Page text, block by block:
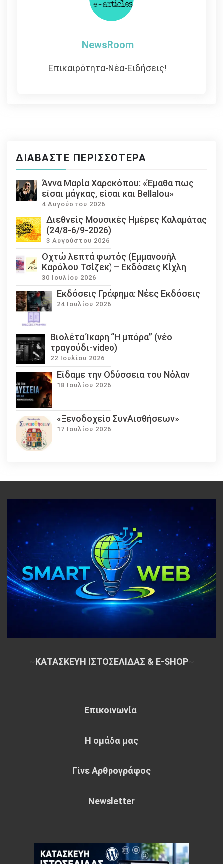
NewsRoom
Επικαιρότητα-Νέα-Ειδήσεις!
ΔΙΑΒΆΣΤΕ ΠΕΡΙΣΣΌΤΕΡΑ
Άννα Μαρία Χαροκόπου: «Έμαθα πως
είσαι μάγκας, είσαι και Bellalou»
4 Αυγούστου 2026
Διεθνείς Μουσικές Ημέρες Καλαμάτας
(24/8-6/9-2026)
3 Αυγούστου 2026
Οχτώ λεπτά φωτός (Εμμανουήλ
Καρόλου Τσίζεκ) – Εκδόσεις Κίχλη
30 Ιουλίου 2026
Εκδόσεις Γράφημα: Νέες Εκδόσεις
24 Ιουλίου 2026
Βιολέτα Ίκαρη “Η μπόρα” (νέο
τραγούδι-video)
22 Ιουλίου 2026
Eίδαμε την Οδύσσεια του Νόλαν
18 Ιουλίου 2026
«Ξενοδοχείο ΣυνΑισθήσεων»
17 Ιουλίου 2026
ΚΑΤΑΣΚΕΥΗ ΙΣΤΟΣΕΛΙΔΑΣ & E-SHOP~
Επικοινωνία
Η ομάδα μας
Γίνε Αρθρογράφος
Newsletter